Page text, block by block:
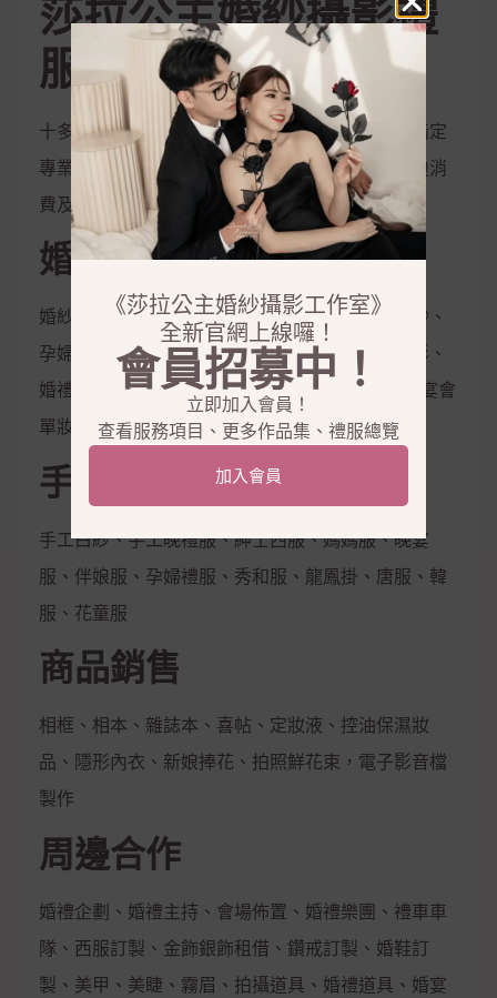
莎拉公主婚紗攝影禮
服工作室
十多位獨立婚紗攝影師、獨立婚紗造型師提供您指定
專業服務，全透明開放的平台沒有隱藏服務、強迫消
費及不實包裝，從商品到禮服到作品一一呈現
婚紗攝影服務
婚紗攝影、兒童攝影、藝術照、閨密照、彩虹婚紗、
孕婦照、全家福、活動拍攝、婚禮攝影、宴會攝影、
婚禮錄影、宴會錄影、MV專輯錄影、新娘秘書、宴會
單妝
手工禮服出租
手工白紗、手工晚禮服、紳士西服、媽媽服、晚宴
服、伴娘服、孕婦禮服、秀和服、龍鳳掛、唐服、韓
服、花童服
商品銷售
相框、相本、雜誌本、喜帖、定妝液、控油保濕妝
品、隱形內衣、新娘捧花、拍照鮮花束，電子影音檔
製作
周邊合作
婚禮企劃、婚禮主持、會場佈置、婚禮樂團、禮車車
隊、西服訂製、金飾銀飾租借、鑽戒訂製、婚鞋訂
製、美甲、美睫、霧眉、拍攝道具、婚禮道具、婚宴
《莎拉公主婚紗攝影工作室》
全新官網上線囉！
會員招募中！
立即加入會員！
查看服務項目、更多作品集、禮服總覽
加入會員